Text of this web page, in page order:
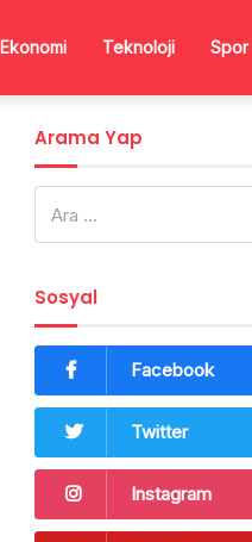
Ekonomi Teknoloji Spor
Arama Yap
Sosyal
Facebook
Twitter
Instagram